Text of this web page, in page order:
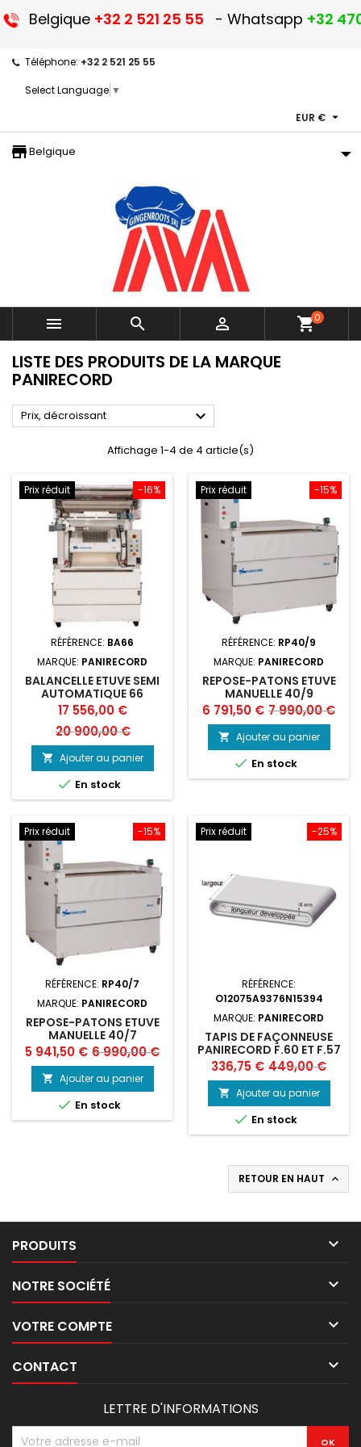
Belgique +32 2 521 25 55 - Whatsapp +32
Téléphone: +32 2 521 25 55
Select Language ▼
EUR € 
storefront
Belgique
   shopping_cart0
LISTE DES PRODUITS DE LA MARQUE
PANIRECORD
Prix, décroissant 
Affichage 1-4 de 4 article(s)
-16%
Prix réduit
RÉFÉRENCE: BA66
MARQUE: PANIRECORD
BALANCELLE ETUVE SEMI
AUTOMATIQUE 66
BALLANCELLES
PANIRECORD
Prix
17 556,00 €Prix
de
base
20 900,00 €
 Ajouter au panier
 En stock
-15%
Prix réduit
RÉFÉRENCE: RP40/9
MARQUE: PANIRECORD
REPOSE-PATONS ETUVE
MANUELLE 40/9
PANIRECORD
Prix
6 791,50 € Prix
de
base
7 990,00 €
 Ajouter au panier
 En stock
-15%
Prix réduit
RÉFÉRENCE: RP40/7
MARQUE: PANIRECORD
REPOSE-PATONS ETUVE
MANUELLE 40/7
PANIRECORD
Prix
5 941,50 € Prix
de
base
6 990,00 €
 Ajouter au panier
 En stock
-25%
Prix réduit
RÉFÉRENCE:
O12075A9376N15394
MARQUE: PANIRECORD
TAPIS DE FAÇONNEUSE
PANIRECORD F.60 ET F.57
Prix
336,75 € Prix
de
base
449,00 €
 Ajouter au panier
 En stock
RETOUR EN HAUT 
PRODUITS 
NOTRE SOCIÉTÉ 
VOTRE COMPTE 
CONTACT 
LETTRE D'INFORMATIONS